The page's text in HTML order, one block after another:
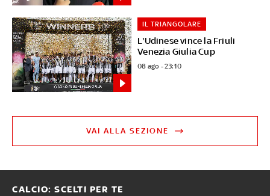
L'Udinese vince la Friuli
Venezia Giulia Cup
IL TRIANGOLARE
08 ago - 23:10
VAI ALLA SEZIONE
CALCIO: SCELTI PER TE